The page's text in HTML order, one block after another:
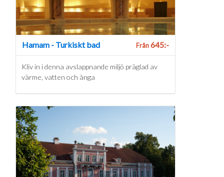
Hamam - Turkiskt bad Från645:-
Kliv in i denna avslappnande miljö präglad av
värme, vatten och ånga